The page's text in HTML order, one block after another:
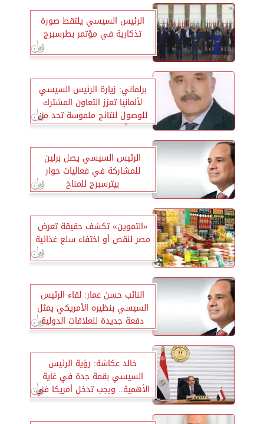
الرئيس السيسي يلتقط صورة
تذكارية في مؤتمر بطرسبرج
برلماني: زيارة الرئيس السيسي
لألمانيا تعزز التعاون المشترك
للوصول لنتائج ملموسة تحد من
أضرار التغير المناخي
الرئيس السيسي يصل برلين
للمشاركة في فعاليات حوار
بيترسبرج للمناخ
«التموين» تكشف حقيقة تعرض
مصر لنقص أو اختفاء سلع غذائية
النائب حسن عمار: لقاء الرئيس
السيسي بنظيره الأمريكي يمثل
دفعة جديدة للعلاقات الدولية
المصرية خلال الفترة المقبلة
خالد عكاشة: رؤية الرئيس
السيسي بقمة جدة في غاية
الأهمية.. ويجب تدخل أمريكا في
ملف سد النهضة